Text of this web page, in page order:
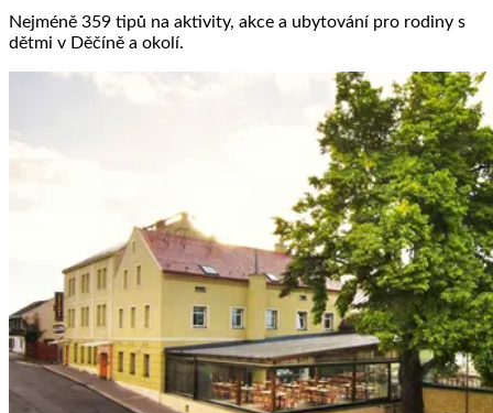
Nejméně 359 tipů na aktivity, akce a ubytování pro rodiny s
dětmi v Děčíně a okolí.